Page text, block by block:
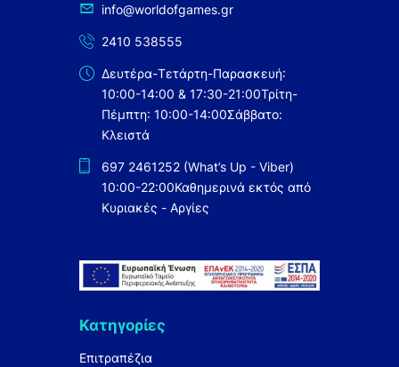
info@worldofgames.gr
2410 538555
Δευτέρα-Τετάρτη-Παρασκευή:
10:00-14:00 & 17:30-21:00Τρίτη-
Πέμπτη: 10:00-14:00Σάββατο:
Κλειστά
697 2461252 (What’s Up - Viber)
10:00-22:00Καθημερινά εκτός από
Κυριακές - Αργίες
Κατηγορίες
Επιτραπέζια